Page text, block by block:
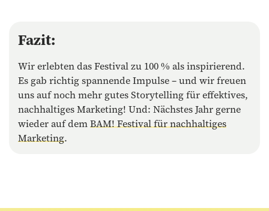
Fazit:
Wir erlebten das Festival zu 100 % als inspirierend.
Es gab richtig spannende Impulse – und wir freuen
uns auf noch mehr gutes Storytelling für effektives,
nachhaltiges Marketing! Und: Nächstes Jahr gerne
wieder auf demBAM! Festival für nachhaltiges
Marketing.